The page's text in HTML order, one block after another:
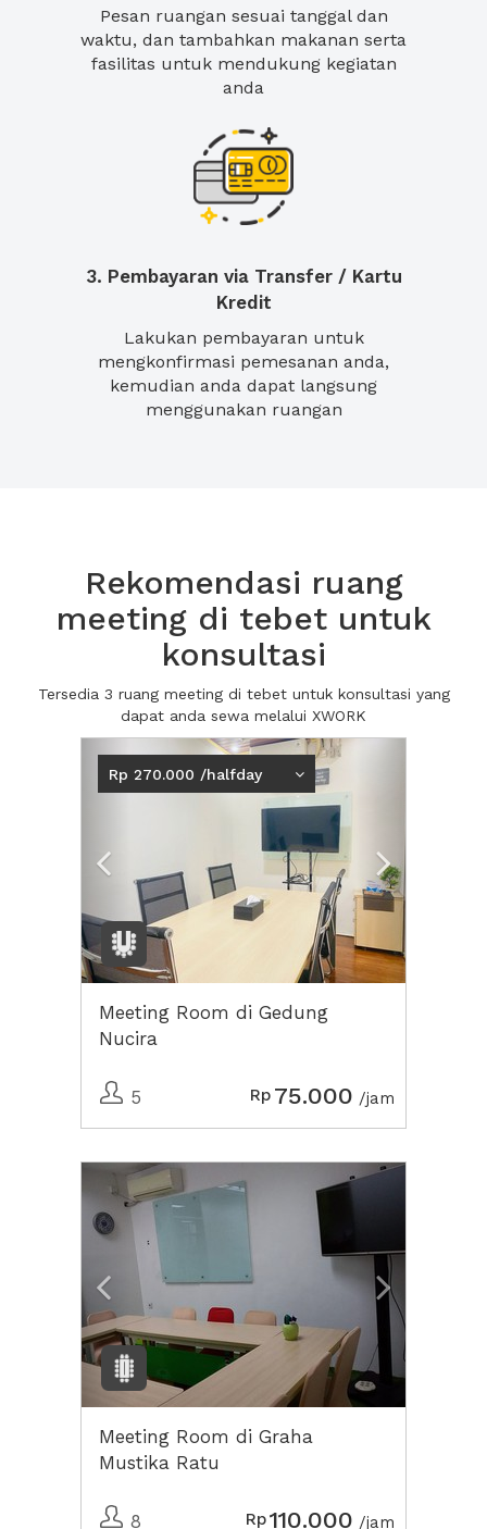
Pesan ruangan sesuai tanggal dan
waktu, dan tambahkan makanan serta
fasilitas untuk mendukung kegiatan
anda
3. Pembayaran via Transfer / Kartu
Kredit
Lakukan pembayaran untuk
mengkonfirmasi pemesanan anda,
kemudian anda dapat langsung
menggunakan ruangan
Rekomendasi ruang
meeting di tebet untuk
konsultasi
Tersedia 3 ruang meeting di tebet untuk konsultasi yang
dapat anda sewa melalui XWORK
Previous
Rp 270.000 /halfday
Meeting Room di Gedung
Nucira
5 Rp 75.000 /jam
Previous Next2
Meeting Room di Graha
Mustika Ratu
8 Rp110.000 /jam